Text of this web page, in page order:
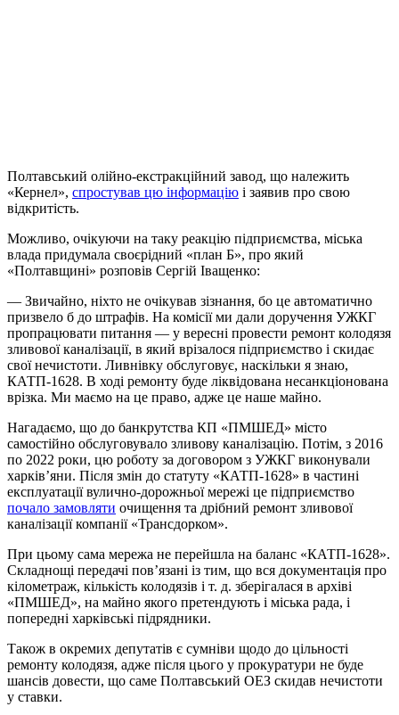
Полтавський олійно-екстракційний завод, що належить
«Кернел», спростував цю інформацію і заявив про свою
відкритість.
Можливо, очікуючи на таку реакцію підприємства, міська
влада придумала своєрідний «план Б», про який
«Полтавщині» розповів Сергій Іващенко:
— Звичайно, ніхто не очікував зізнання, бо це автоматично
призвело б до штрафів. На комісії ми дали доручення УЖКГ
пропрацювати питання — у вересні провести ремонт колодязя
зливової каналізації, в який врізалося підприємство і скидає
свої нечистоти. Ливнівку обслуговує, наскільки я знаю,
КАТП-1628. В ході ремонту буде ліквідована несанкціонована
врізка. Ми маємо на це право, адже це наше майно.
Нагадаємо, що до банкрутства КП «ПМШЕД» місто
самостійно обслуговувало зливову каналізацію. Потім, з 2016
по 2022 роки, цю роботу за договором з УЖКГ виконували
харків’яни. Після змін до статуту «КАТП-1628» в частині
експлуатації вулично-дорожньої мережі це підприємство
почало замовляти очищення та дрібний ремонт зливової
каналізації компанії «Трансдорком».
При цьому сама мережа не перейшла на баланс «КАТП-1628».
Складнощі передачі пов’язані із тим, що вся документація про
кілометраж, кількість колодязів і т. д. зберігалася в архіві
«ПМШЕД», на майно якого претендують і міська рада, і
попередні харківські підрядники.
Також в окремих депутатів є сумніви щодо до цільності
ремонту колодязя, адже після цього у прокуратури не буде
шансів довести, що саме Полтавський ОЕЗ скидав нечистоти
у ставки.